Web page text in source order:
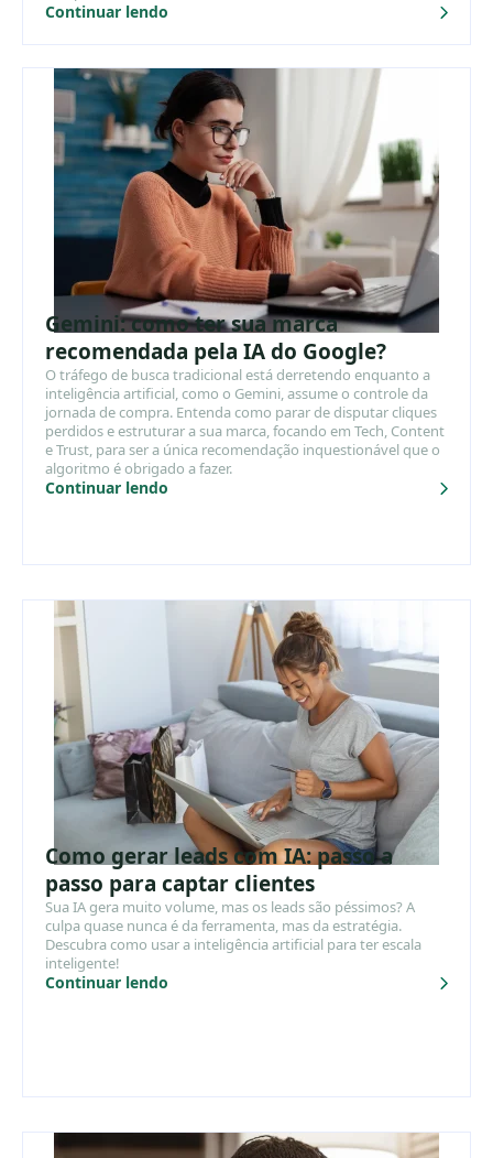
Continuar lendo
Gemini: como ter sua marca
recomendada pela IA do Google?
O tráfego de busca tradicional está derretendo enquanto a
inteligência artificial, como o Gemini, assume o controle da
jornada de compra. Entenda como parar de disputar cliques
perdidos e estruturar a sua marca, focando em Tech, Content
e Trust, para ser a única recomendação inquestionável que o
algoritmo é obrigado a fazer.
Continuar lendo
Como gerar leads com IA: passo a
passo para captar clientes
Sua IA gera muito volume, mas os leads são péssimos? A
culpa quase nunca é da ferramenta, mas da estratégia.
Descubra como usar a inteligência artificial para ter escala
inteligente!
Continuar lendo